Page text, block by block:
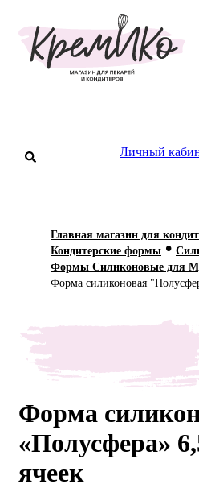
Личный
звонок
Главная магазин для
Кондитерские формы •
Формы Силиконовые для
Форма силиконовая
Форма
«Полусфера»
ячеек